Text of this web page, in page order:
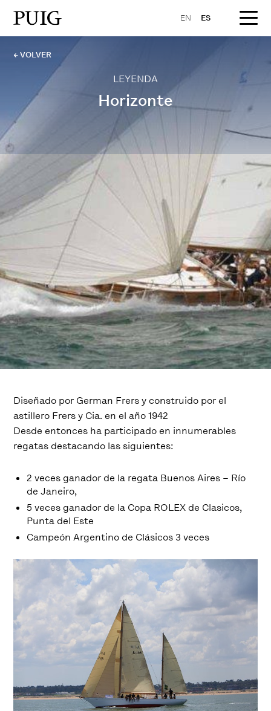
EN ES
← VOLVER
LEYENDA
Horizonte
Diseñado por German Frers y construido por el
astillero Frers y Cia. en el año 1942
Desde entonces ha participado en innumerables
regatas destacando las siguientes:
2 veces ganador de la regata Buenos Aires – Río
de Janeiro,
5 veces ganador de la Copa ROLEX de Clasicos,
Punta del Este
Campeón Argentino de Clásicos 3 veces